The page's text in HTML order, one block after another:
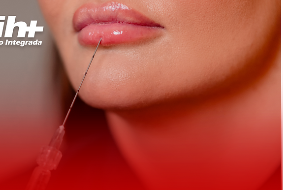
Oferecimento VitaSana Oferecimento Agregar Consultoria